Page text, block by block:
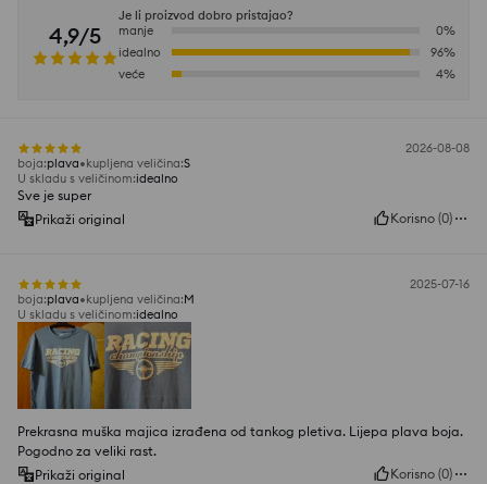
4,9/5
Je li proizvod dobro pristajao?
manje
0%
idealno
96%
veće
4%
2026-08-08
boja:plava kupljena veličina:S
U skladu s veličinom:idealno
Sve je super
Prikaži original
Korisno (0)
2025-07-16
boja:plava kupljena veličina:M
U skladu s veličinom:idealno
Prekrasna muška majica izrađena od tankog pletiva. Lijepa plava boja.
Pogodno za veliki rast.
Prikaži original
Korisno (0)